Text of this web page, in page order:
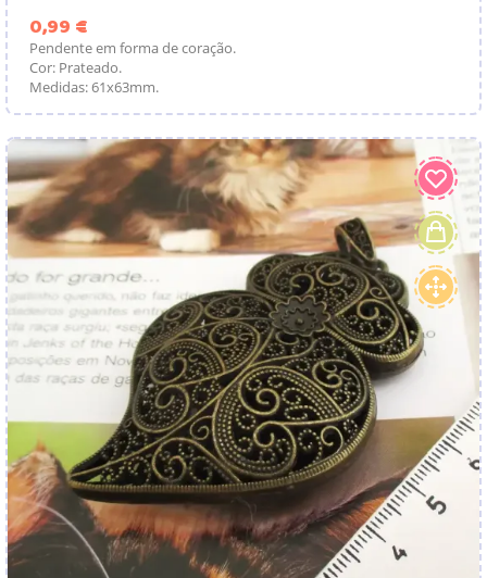
0,99 €
Pendente em forma de coração.
Cor: Prateado.
Medidas: 61x63mm.